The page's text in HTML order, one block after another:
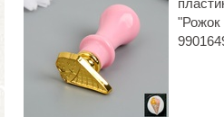
"Рожок